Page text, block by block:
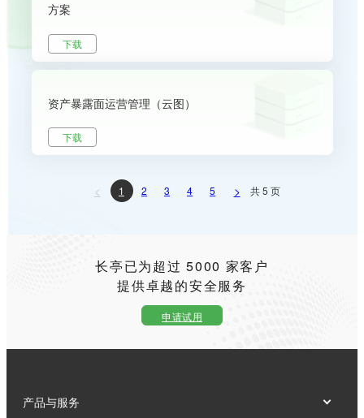
方案
下载
资产暴露面运营管理（云图）
下载
< 1 2 3 4 5 > 共 5 页
长亭已为超过 5000 家客户
提供卓越的安全服务
申请试用
产品与服务